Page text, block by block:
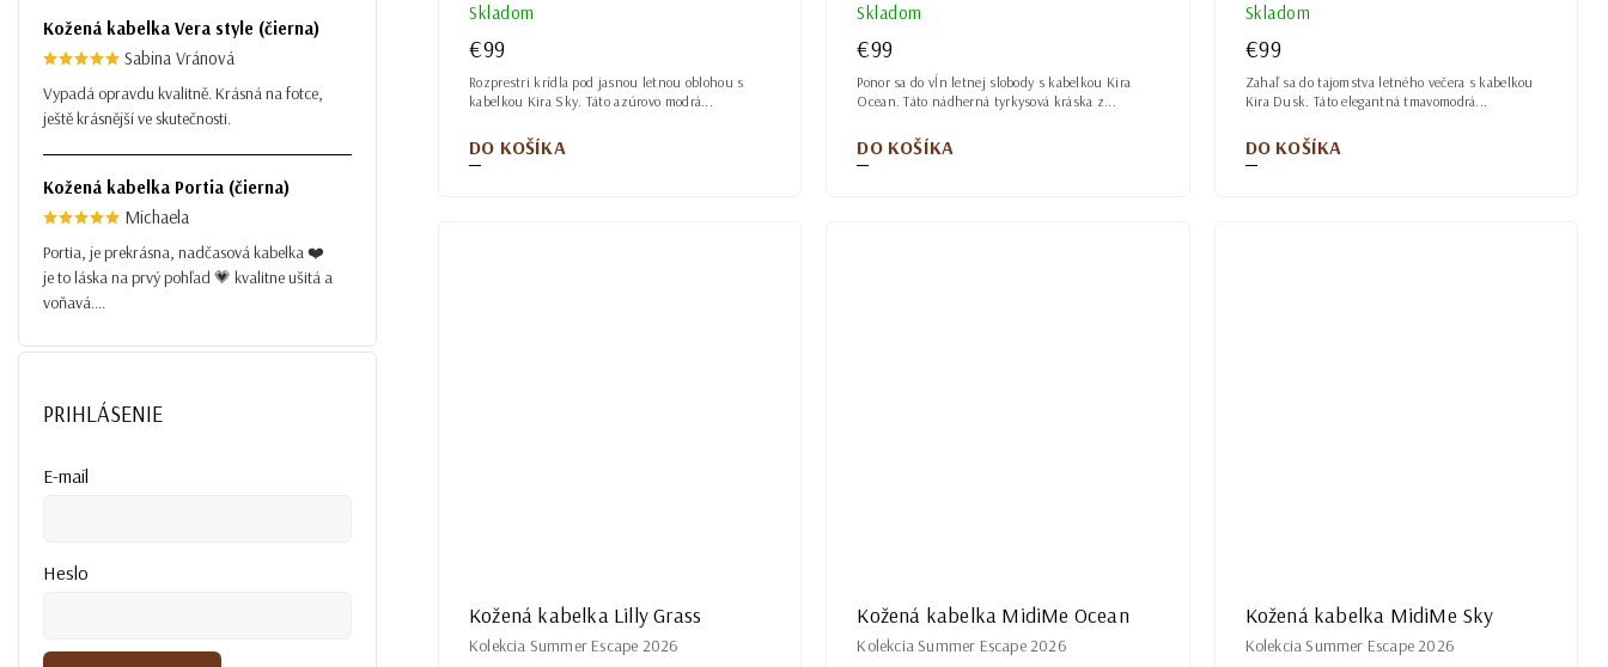
Kožená kabelka Vera style (čierna)
Sabina Vránová
Vypadá opravdu kvalitně. Krásná na fotce,
ještě krásnější ve skutečnosti.
Kožená kabelka Portia (čierna)
Michaela
Portia, je prekrásna, nadčasová kabelka ❤️
je to láska na prvý pohľad 💗 kvalitne ušitá a
voňavá....
PRIHLÁSENIE
E-mail
Heslo
Skladom
€99
DO KOŠÍKA
Rozprestri krídla pod jasnou letnou oblohou s
kabelkou Kira Sky. Táto azúrovo modrá...
Skladom
€99
DO KOŠÍKA
Ponor sa do vĺn letnej slobody s kabelkou Kira
Ocean. Táto nádherná tyrkysová kráska z...
Skladom
€99
DO KOŠÍKA
Zahaľ sa do tajomstva letného večera s kabelkou
Kira Dusk. Táto elegantná tmavomodrá...
Kožená kabelka Lilly Grass
Kolekcia Summer Escape 2026
Kožená kabelka MidiMe Ocean
Kolekcia Summer Escape 2026
Kožená kabelka MidiMe Sky
Kolekcia Summer Escape 2026